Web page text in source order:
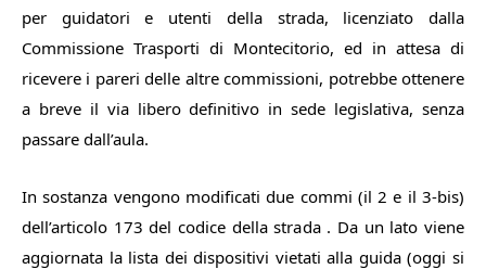
per guidatori e utenti della strada, licenziato dalla
Commissione Trasporti di Montecitorio, ed in attesa di
ricevere i pareri delle altre commissioni, potrebbe ottenere
a breve il via libero definitivo in sede legislativa, senza
passare dall’aula.
In sostanza vengono modificati due commi (il 2 e il 3-bis)
dell’articolo 173 del codice della strada . Da un lato viene
aggiornata la lista dei dispositivi vietati alla guida (oggi si